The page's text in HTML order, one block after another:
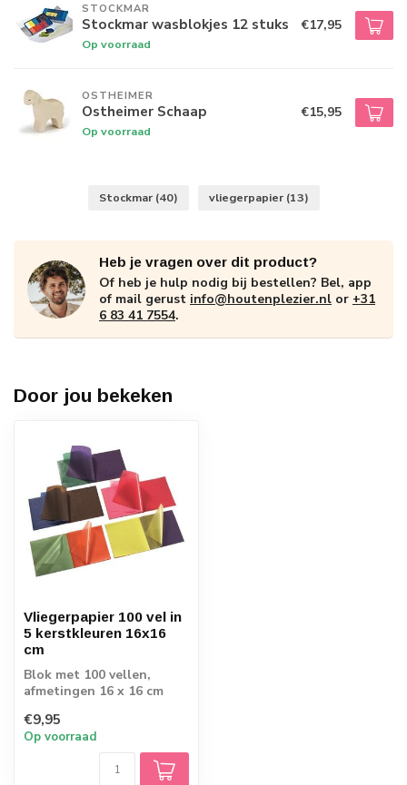
STOCKMAR
Stockmar wasblokjes 12 stuks
Op voorraad
€17,95
OSTHEIMER
Ostheimer Schaap
Op voorraad
€15,95
Stockmar (40) vliegerpapier (13)
Heb je vragen over dit product?
Of heb je hulp nodig bij bestellen? Bel, app
of mail gerust info@houtenplezier.nl or +31
6 83 41 7554.
Door jou bekeken
Vliegerpapier 100 vel in
5 kerstkleuren 16x16
cm
Blok met 100 vellen,
afmetingen 16 x 16 cm
€9,95
Op voorraad